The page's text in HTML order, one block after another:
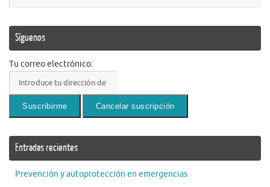
Síguenos
Tu correo electrónico:
Entradas recientes
Prevención y autoprotección en emergencias